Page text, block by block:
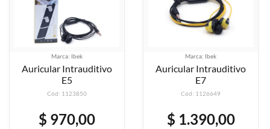
Marca: Ibek
Auricular Intrauditivo
E5
Cód: 1123850
$ 970,00
Marca: Ibek
Auricular Intrauditivo
E7
Cód: 1126649
$ 1.390,00